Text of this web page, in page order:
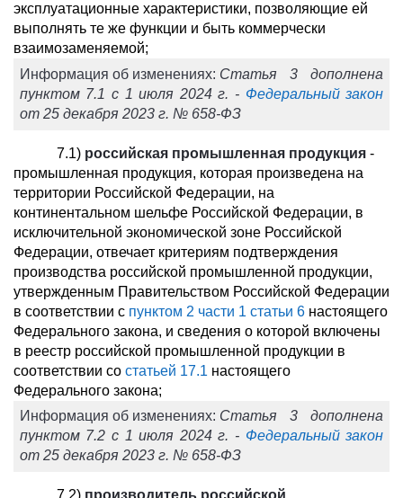
эксплуатационные характеристики, позволяющие ей
выполнять те же функции и быть коммерчески
взаимозаменяемой;
Информация об изменениях: Статья 3 дополнена
пунктом 7.1 с 1 июля 2024 г. - Федеральный закон
от 25 декабря 2023 г. № 658-ФЗ
7.1) российская промышленная продукция -
промышленная продукция, которая произведена на
территории Российской Федерации, на
континентальном шельфе Российской Федерации, в
исключительной экономической зоне Российской
Федерации, отвечает критериям подтверждения
производства российской промышленной продукции,
утвержденным Правительством Российской Федерации
в соответствии с пунктом 2 части 1 статьи 6 настоящего
Федерального закона, и сведения о которой включены
в реестр российской промышленной продукции в
соответствии со статьей 17.1 настоящего
Федерального закона;
Информация об изменениях: Статья 3 дополнена
пунктом 7.2 с 1 июля 2024 г. - Федеральный закон
от 25 декабря 2023 г. № 658-ФЗ
7.2) производитель российской